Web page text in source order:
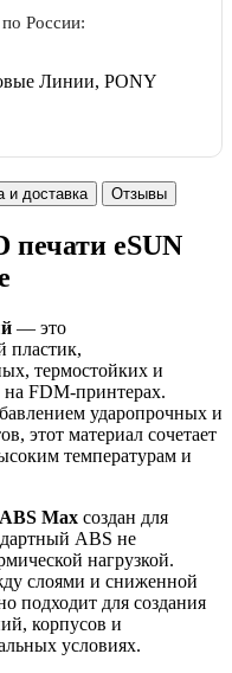
России:
Линии, PONY
и доставка Отзывы
печати eSUN
— это
пластик,
термостойких и
FDM-принтерах.
ударопрочных и
этот материал сочетает
температурам и
Max создан для
ABS не
нагрузкой.
слоями и сниженной
подходит для создания
корпусов и
условиях.